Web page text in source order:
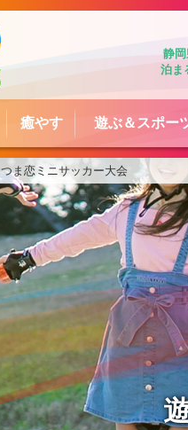
静
泊ま
癒やす 遊ぶ＆スポー
つま恋ミニサッカー大会